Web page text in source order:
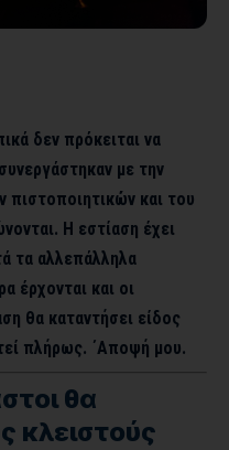
δεν πρόκειται να
με την
και του
Η εστίαση έχει
τα αλλεπάλληλα
έρχονται και οι
θα καταντήσει είδος
πλήρως. ΄Αποψή μου.
θα
κλειστούς